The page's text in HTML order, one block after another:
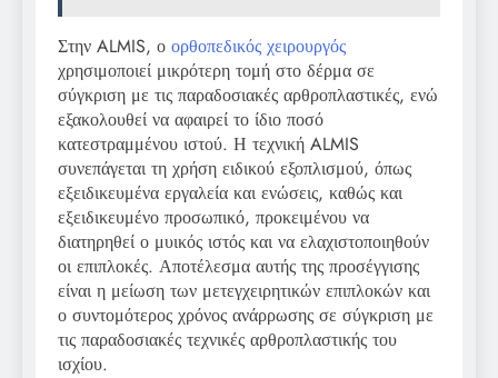
Στην ALMIS, ο ορθοπεδικός χειρουργός
χρησιμοποιεί μικρότερη τομή στο δέρμα σε
σύγκριση με τις παραδοσιακές αρθροπλαστικές, ενώ
εξακολουθεί να αφαιρεί το ίδιο ποσό
κατεστραμμένου ιστού. Η τεχνική ALMIS
συνεπάγεται τη χρήση ειδικού εξοπλισμού, όπως
εξειδικευμένα εργαλεία και ενώσεις, καθώς και
εξειδικευμένο προσωπικό, προκειμένου να
διατηρηθεί ο μυικός ιστός και να ελαχιστοποιηθούν
οι επιπλοκές. Αποτέλεσμα αυτής της προσέγγισης
είναι η μείωση των μετεγχειρητικών επιπλοκών και
ο συντομότερος χρόνος ανάρρωσης σε σύγκριση με
τις παραδοσιακές τεχνικές αρθροπλαστικής του
ισχίου.